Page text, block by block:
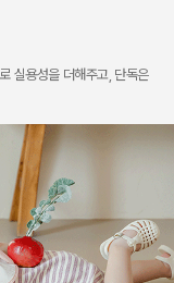
실용성을 더해주고, 단독은